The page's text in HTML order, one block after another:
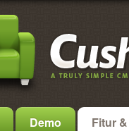
Demo Fitur